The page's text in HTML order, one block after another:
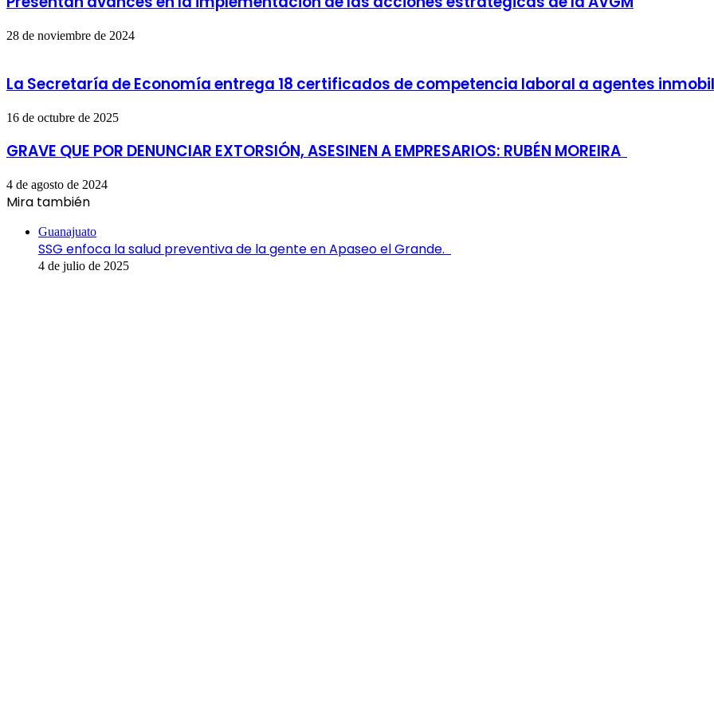
28 de noviembre de 2024
La Secretaría de Economía entrega 18 certificados de competencia laboral a agentes
16 de octubre de 2025
GRAVE QUE POR DENUNCIAR EXTORSIÓN, ASESINEN A EMPRESARIOS: RUBÉN MOREIRA
4 de agosto de 2024
Mira también
Guanajuato
SSG enfoca la salud preventiva de la gente en Apaseo el Grande.
4 de julio de 2025